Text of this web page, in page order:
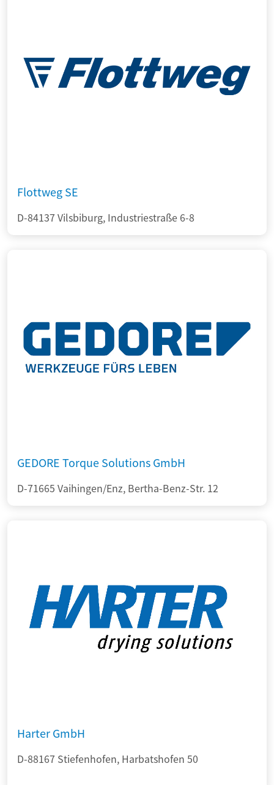
Flottweg SE
D-84137 Vilsbiburg, Industriestraße 6-8
GEDORE Torque Solutions GmbH
D-71665 Vaihingen/Enz, Bertha-Benz-Str. 12
Harter GmbH
D-88167 Stiefenhofen, Harbatshofen 50